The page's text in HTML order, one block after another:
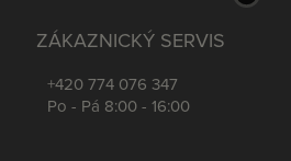
ZÁKAZNICKÝ SERVIS
+420 774 076 347
Po - Pá 8:00 - 16:00